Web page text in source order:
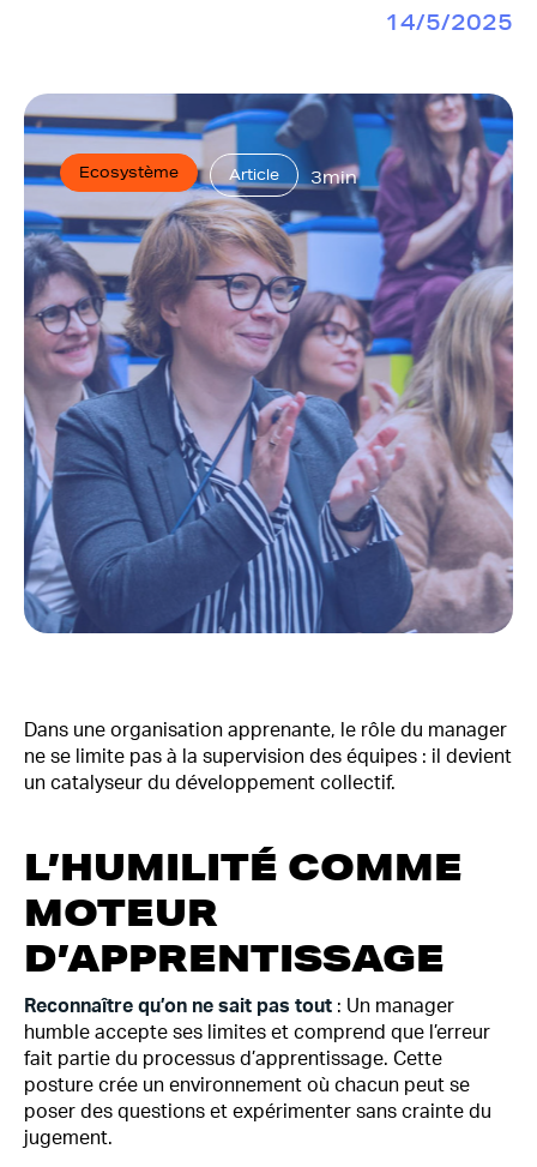
14/5/2025
Ecosystème Article 3min
Dans une organisation apprenante, le rôle du manager
ne se limite pas à la supervision des équipes : il devient
un catalyseur du développement collectif.
L’HUMILITÉ COMME
MOTEUR
D’APPRENTISSAGE
Reconnaître qu’on ne sait pas tout : Un manager
humble accepte ses limites et comprend que l’erreur
fait partie du processus d’apprentissage. Cette
posture crée un environnement où chacun peut se
poser des questions et expérimenter sans crainte du
jugement.